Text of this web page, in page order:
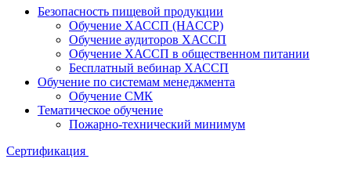
Безопасность пищевой продукции
Обучение ХАССП (HACCP)
Обучение аудиторов ХАССП
Обучение ХАССП в общественном питании
Бесплатный вебинар ХАССП
Обучение по системам менеджмента
Обучение СМК
Тематическое обучение
Пожарно-технический минимум
Сертификация